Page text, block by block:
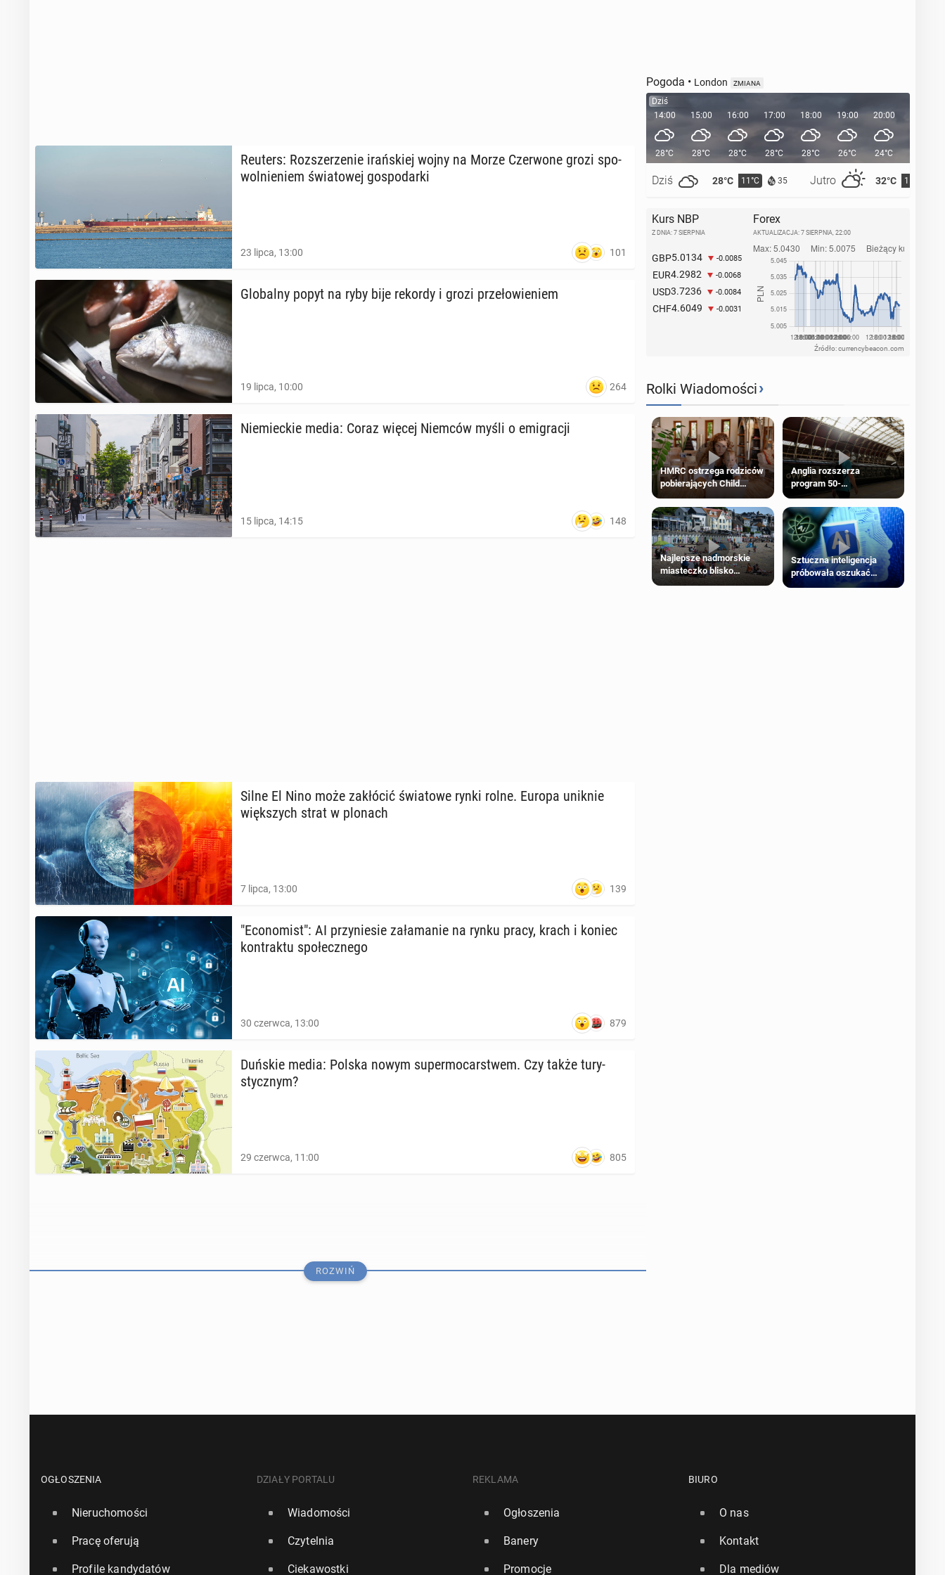
Reuters: Roz­sze­rze­nie irań­skiej wojny na Morze Czer­wo­ne grozi spo­
wol­nie­niem świa­to­wej go­spo­dar­ki
23 lipca, 13:00 101
Glo­bal­ny popyt na ryby bije rekordy i grozi prze­ło­wie­niem
19 lipca, 10:00 264
Nie­miec­kie media: Coraz więcej Niemców myśli o emi­gra­cji
15 lipca, 14:15 148
Silne El Nino może za­kłó­cić świa­to­we rynki rolne. Europa uniknie
więk­szych strat w plonach
7 lipca, 13:00 139
"Eco­no­mist": AI przy­nie­sie za­ła­ma­nie na rynku pracy, krach i koniec
kon­trak­tu spo­łecz­ne­go
30 czerwca, 13:00 879
Duńskie media: Polska nowym su­per­mo­car­stwem. Czy także tu­ry­
stycz­nym?
29 czerwca, 11:00 805
Francja: Bez­ro­bo­cie prze­kro­czy­ło 8 proc. i wzrosło do poziomu naj­
ROZWIŃ
Pogoda • London ZMIANA
Dziś
14:00
28°C
Dziś 28°C 11°C 35 Jutro 32°C 15°C
15:00
28°C
16:00
28°C
17:00
28°C
18:00
28°C
19:00
26°C
20:00
24°C
Kurs NBP
Z DNIA: 7 SIERPNIA
GBP5.0134 -0.0085
EUR4.2982 -0.0068
USD3.7236 -0.0084
CHF4.6049 -0.0031
Forex
AKTUALIZACJA: 7 SIERPNIA, 22:00
Źródło: currencybeacon.com
Rolki Wiadomości›
HMRC ostrzega rodziców
pobierających Child
Benefit. Mogą być
zobowiązani do zwrotu
zasiłku
Anglia rozszerza
program 50-
procentowych zniżek
kolejowych na 18-latków
Najlepsze nadmorskie
miasteczko blisko
Sztuczna inteligencja
próbowała oszukać
człowieka
OGŁOSZENIA
Nieruchomości
Pracę oferują
Profile kandydatów
DZIAŁY PORTALU
Wiadomości
Czytelnia
Ciekawostki
REKLAMA
Ogłoszenia
Banery
Promocje
BIURO
O nas
Kontakt
Dla mediów